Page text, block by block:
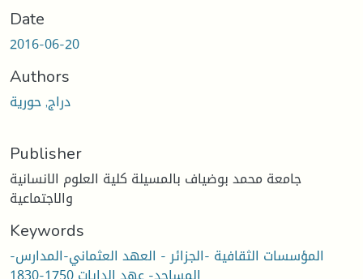
Date
2016-06-20
Authors
دراج, حورية
Publisher
جامعة محمد بوضياف بالمسيلة كلية العلوم الانسانية
والاجتماعية
Keywords
المؤسسات الثقافية -الجزائر - العهد العثماني-المدارس-